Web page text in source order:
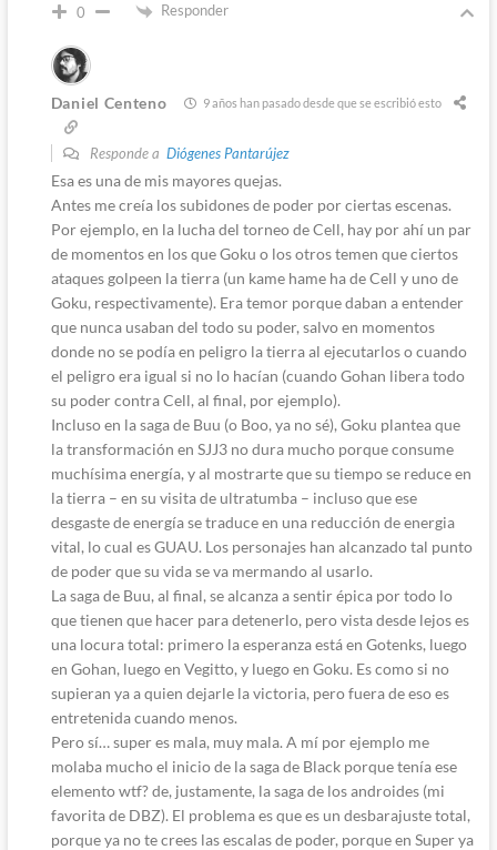
0 Responder
Daniel Centeno 9 años han pasado desde que se escribió esto
Responde a Diógenes Pantarújez
Esa es una de mis mayores quejas.
Antes me creía los subidones de poder por ciertas escenas.
Por ejemplo, en la lucha del torneo de Cell, hay por ahí un par
de momentos en los que Goku o los otros temen que ciertos
ataques golpeen la tierra (un kame hame ha de Cell y uno de
Goku, respectivamente). Era temor porque daban a entender
que nunca usaban del todo su poder, salvo en momentos
donde no se podía en peligro la tierra al ejecutarlos o cuando
el peligro era igual si no lo hacían (cuando Gohan libera todo
su poder contra Cell, al final, por ejemplo).
Incluso en la saga de Buu (o Boo, ya no sé), Goku plantea que
la transformación en SJJ3 no dura mucho porque consume
muchísima energía, y al mostrarte que su tiempo se reduce en
la tierra – en su visita de ultratumba – incluso que ese
desgaste de energía se traduce en una reducción de energia
vital, lo cual es GUAU. Los personajes han alcanzado tal punto
de poder que su vida se va mermando al usarlo.
La saga de Buu, al final, se alcanza a sentir épica por todo lo
que tienen que hacer para detenerlo, pero vista desde lejos es
una locura total: primero la esperanza está en Gotenks, luego
en Gohan, luego en Vegitto, y luego en Goku. Es como si no
supieran ya a quien dejarle la victoria, pero fuera de eso es
entretenida cuando menos.
Pero sí… super es mala, muy mala. A mí por ejemplo me
molaba mucho el inicio de la saga de Black porque tenía ese
elemento wtf? de, justamente, la saga de los androides (mi
favorita de DBZ). El problema es que es un desbarajuste total,
porque ya no te crees las escalas de poder, porque en Super ya